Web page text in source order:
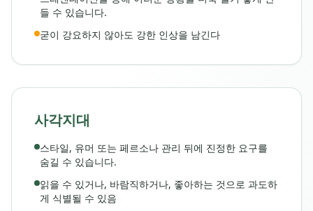
들 수 있습니다.
굳이 강요하지 않아도 강한 인상을 남긴다
사각지대
스타일, 유머 또는 페르소나 관리 뒤에 진정한 요구를
숨길 수 있습니다.
읽을 수 있거나, 바람직하거나, 좋아하는 것으로 과도하
게 식별될 수 있음